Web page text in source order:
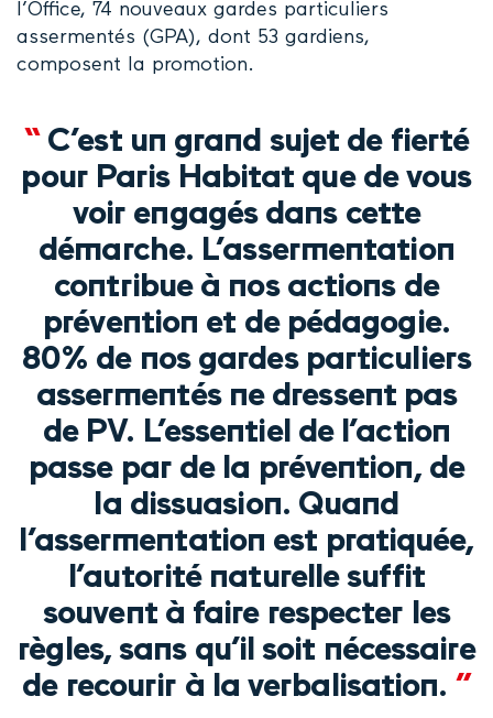
l’Office, 74 nouveaux gardes particuliers
assermentés (GPA), dont 53 gardiens,
composent la promotion.
“C’est un grand sujet de fierté
pour Paris Habitat que de vous
voir engagés dans cette
démarche. L’assermentation
contribue à nos actions de
prévention et de pédagogie.
80% de nos gardes particuliers
assermentés ne dressent pas
de PV. L’essentiel de l’action
passe par de la prévention, de
la dissuasion. Quand
l’assermentation est pratiquée,
l’autorité naturelle suffit
souvent à faire respecter les
règles, sans qu’il soit nécessaire
de recourir à la verbalisation. ”